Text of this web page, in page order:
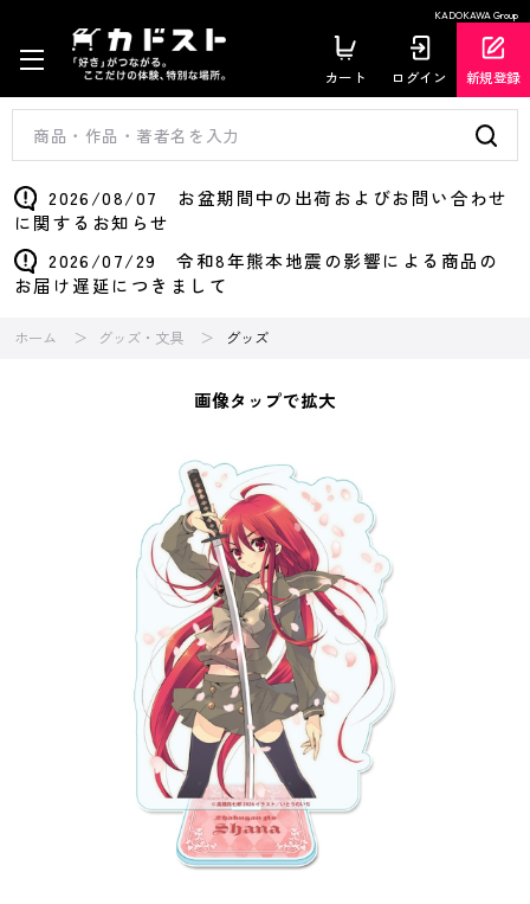
KADOKAWA Group
カート ログイン 新規登録
2026/08/07 お盆期間中の出荷およびお問い合わせ
に関するお知らせ
2026/07/29 令和8年熊本地震の影響による商品の
お届け遅延につきまして
ホーム グッズ・文具 グッズ
画像タップで拡大